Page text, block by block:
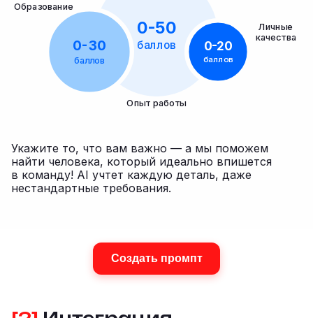
0-50
баллов
0-30
баллов
0-20
баллов
Образование
Опыт работы
Личные
качества
Укажите то, что вам важно — а мы поможем
найти человека, который идеально впишется
в команду! AI учтет каждую деталь, даже
нестандартные требования.
Создать промпт